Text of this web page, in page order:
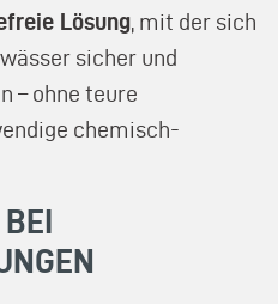
Lösung, mit der sich
sicher und
– ohne teure
chemisch-